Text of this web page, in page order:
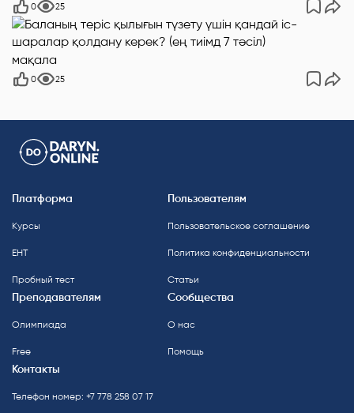
0 25
мақала
0 25
Платформа
Курсы
ЕНТ
Пробный тест
Пользователям
Пользовательское соглашение
Политика конфиденциальности
Статьи
Преподавателям
Олимпиада
Free
Сообщества
О нас
Помощь
Контакты
Телефон номер: +7 778 258 07 17